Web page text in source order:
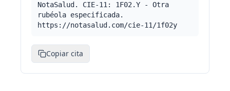
NotaSalud. CIE-11: 1F02.Y - Otra
rubéola especificada.
https://notasalud.com/cie-11/1f02y
Copiar cita